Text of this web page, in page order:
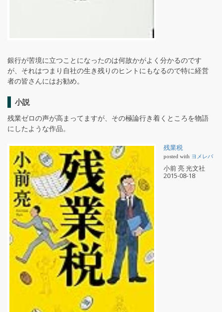
銀行が苦境に立つことになったのは何故かがよく分かるのです
が、それはつまり自社の生き残りのヒントにもなるので特に経営
者の皆さんにはお勧め。
小説
残業ゼロの声が高まってますが、その極論行き着くところを物語
にしたような作品。
残業税
posted with ヨメレバ
小前 亮 光文社
2015-08-18